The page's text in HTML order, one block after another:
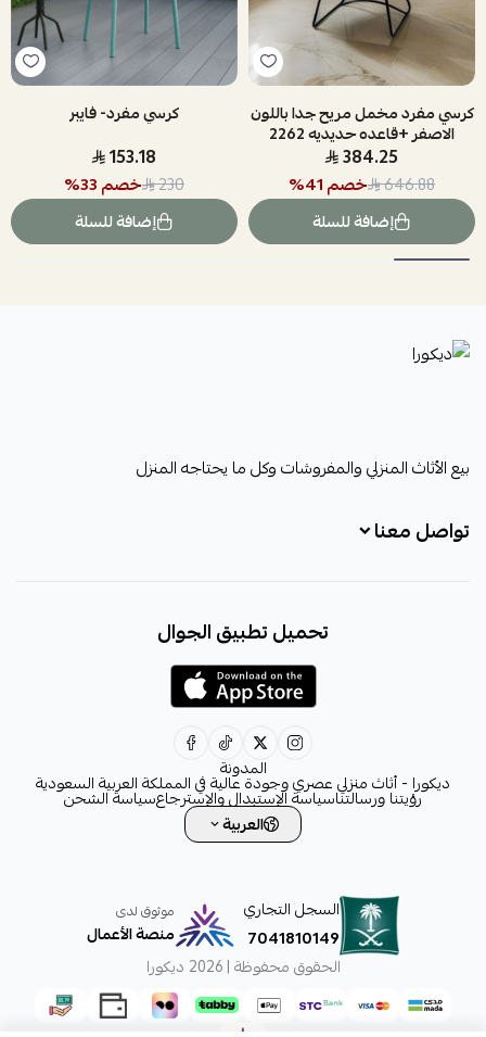
كرسي مفرد مخمل مريح جدا باللون
الاصفر +قاعده حديديه 2262
BEIGE
384.25
646.88 خصم41
%
إضافة للسلة
كرسي مفرد- فايبر
153.18
230 خصم33
%
إضافة للسلة
ديكورا
بيع الأثاث المنزلي والمفروشات وكل ما يحتاجه المنزل
تواصل معنا
decora6586@gmail.com
تحميل تطبيق الجوال
المدونة
ديكورا - أثاث منزلي عصري وجودة عالية في المملكة العربية السعودية
رؤيتنا ورسالتناسياسة الإستبدال والإسترجاعسياسة الشحن
العربية
السجل التجاري
7041810149
موثوق لدى
منصة الأعمال
الحقوق محفوظة | 2026
ديكورا